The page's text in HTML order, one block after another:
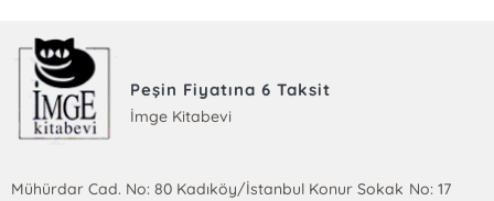
Peşin Fiyatına 6 Taksit
İmge Kitabevi
Mühürdar Cad. No: 80 Kadıköy/İstanbul Konur Sokak No: 17